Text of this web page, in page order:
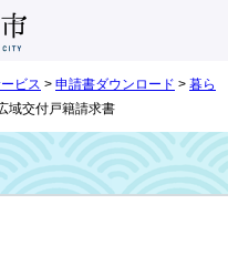
ビス > 申請書ダウンロード > 暮ら
域交付戸籍請求書